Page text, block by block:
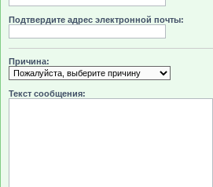
Подтвердите адрес электронной почты:
Причина:
Текст сообщения: